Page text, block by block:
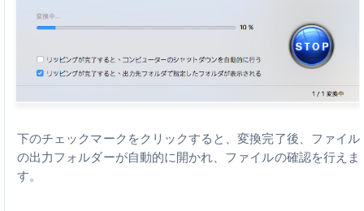
下のチェックマークをクリックすると、変換完了後、ファイル
の出力フォルダーが自動的に開かれ、ファイルの確認を行えま
す。